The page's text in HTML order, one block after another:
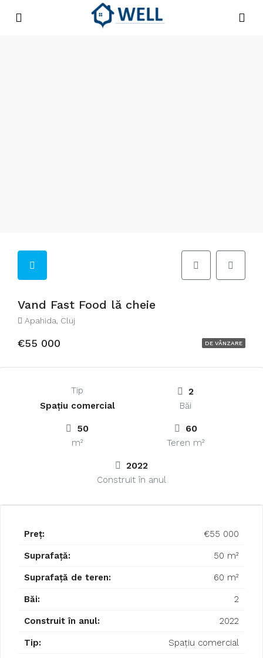
Vand Fast Food lă cheie
Apahida, Cluj
€55 000 DE VÂNZARE
Tip
Spațiu comercial
2
Băi
50
m²
60
Teren m²
2022
Construit în anul
Preț: €55 000
Suprafață: 50 m²
Suprafață de teren: 60 m²
Băi: 2
Construit în anul: 2022
Tip: Spațiu comercial